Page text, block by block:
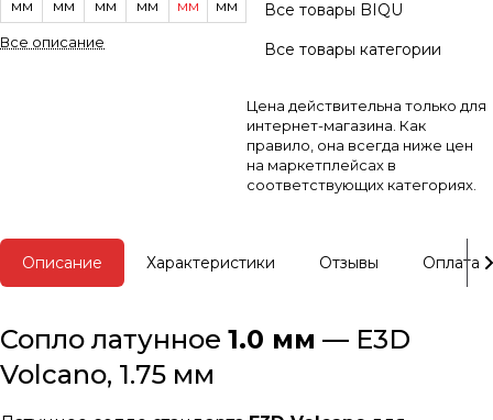
мм
мм
мм
мм
мм
мм
Все описание
Все товары BIQU
Все товары категории
Цена действительна только для
интернет-магазина. Как
правило, она всегда ниже цен
на маркетплейсах в
соответствующих категориях.
Описание Характеристики Отзывы Оплата
Сопло латунное 1.0 мм — E3D
Volcano, 1.75 мм